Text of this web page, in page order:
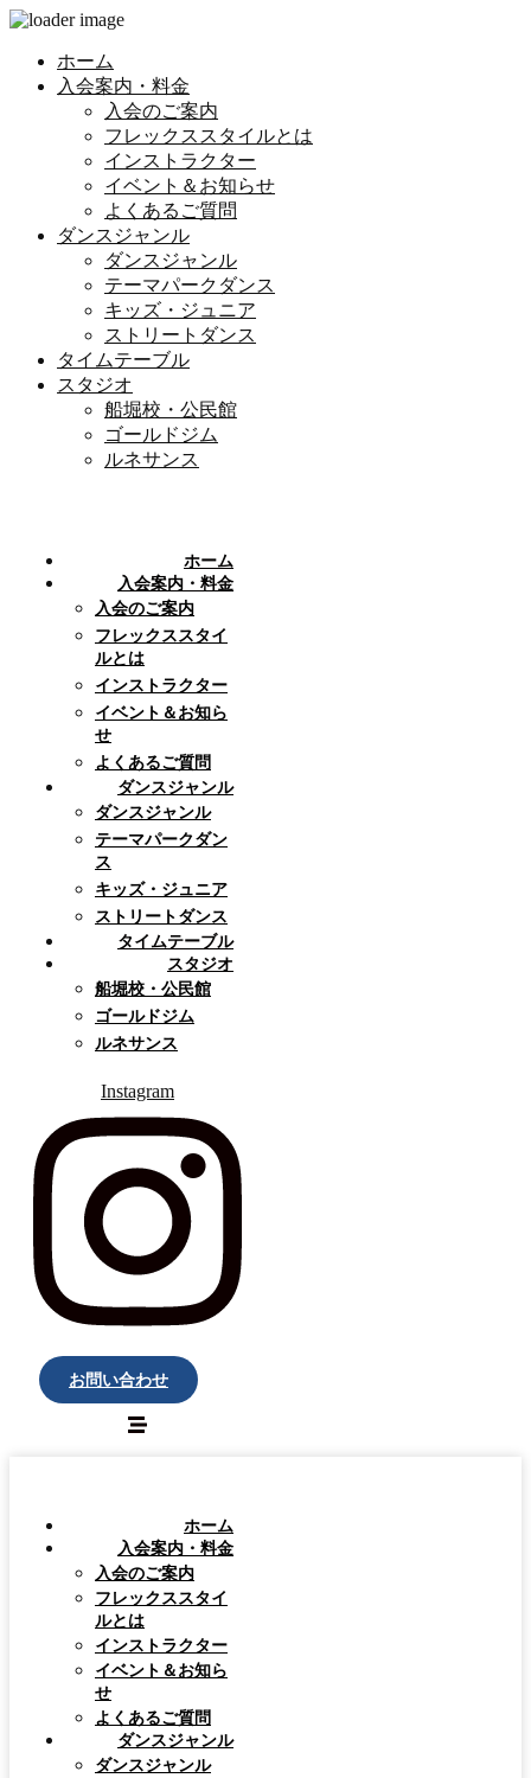
ホーム
入会案内・料金
入会のご案内
フレックススタイルとは
インストラクター
イベント＆お知らせ
よくあるご質問
ダンスジャンル
ダンスジャンル
テーマパークダンス
キッズ・ジュニア
ストリートダンス
タイムテーブル
スタジオ
船堀校・公民館
ゴールドジム
ルネサンス
ホーム
入会案内・料金
入会のご案内
フレックススタイ
ルとは
インストラクター
イベント＆お知ら
せ
よくあるご質問
ダンスジャンル
ダンスジャンル
テーマパークダン
ス
キッズ・ジュニア
ストリートダンス
タイムテーブル
スタジオ
船堀校・公民館
ゴールドジム
ルネサンス
Instagram
お問い合わせ
ホーム
入会案内・料金
入会のご案内
フレックススタイ
ルとは
インストラクター
イベント＆お知ら
せ
よくあるご質問
ダンスジャンル
ダンスジャンル